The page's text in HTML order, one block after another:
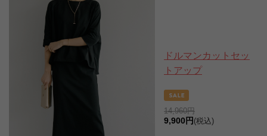
ドルマンカットセッ
トアップ
14,960円
9,900円 (税込)